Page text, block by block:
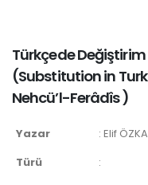
Türkçede
(Substitution in
Nehcü’l-Ferâdîs)
Yazar : Elif
Türü
: